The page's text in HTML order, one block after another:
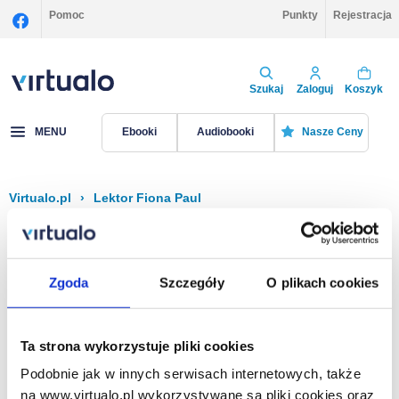
Zgoda Szczegóły O plikach cookies
Ta strona wykorzystuje pliki cookies
Podobnie jak w innych serwisach internetowych, także
na www.virtualo.pl wykorzystywane są pliki cookies oraz
Pomoc Punkty Rejestracja
Szukaj Zaloguj Koszyk
MENU Ebooki Audiobooki Nasze Ceny
Virtualo.pl › Lektor Fiona Paul
Filtruj Sortuj
Na stronie